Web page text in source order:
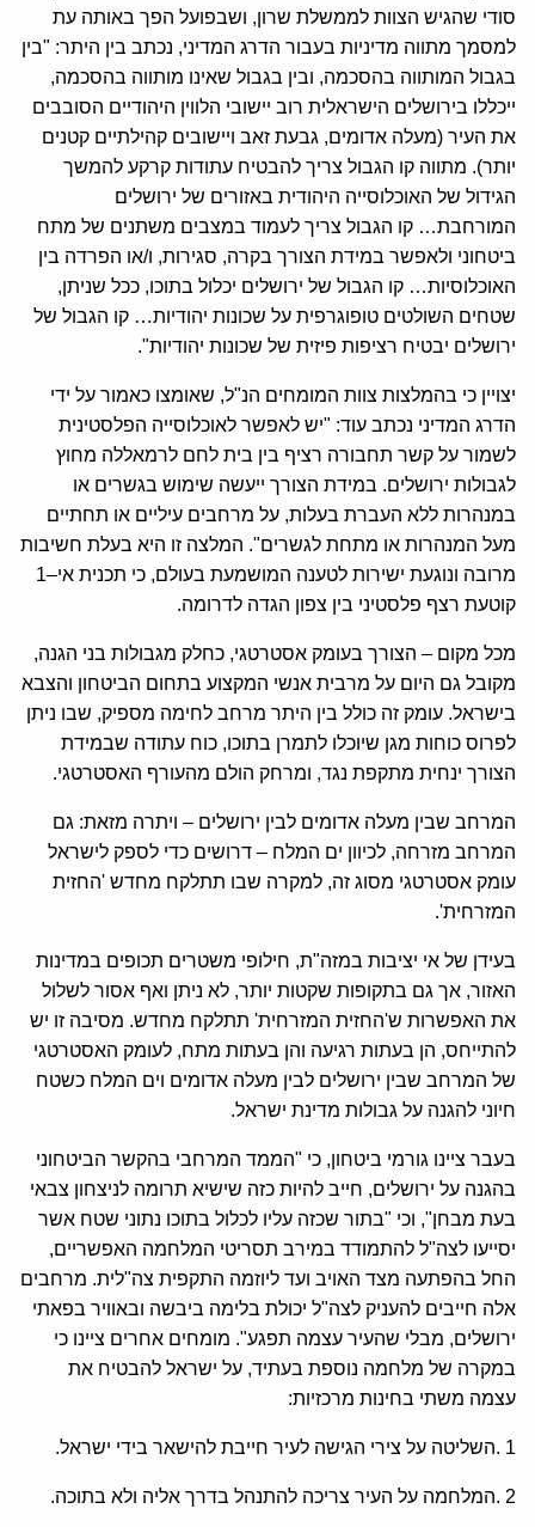
סודי שהגיש הצוות לממשלת שרון, ושבפועל הפך באותה עת
למסמך מתווה מדיניות בעבור הדרג המדיני, נכתב בין היתר: "בין
בגבול המותווה בהסכמה, ובין בגבול שאינו מותווה בהסכמה,
ייכללו בירושלים הישראלית רוב יישובי הלווין היהודיים הסובבים
את העיר (מעלה אדומים, גבעת זאב ויישובים קהילתיים קטנים
יותר). מתווה קו הגבול צריך להבטיח עתודות קרקע להמשך
הגידול של האוכלוסייה היהודית באזורים של ירושלים
המורחבת… קו הגבול צריך לעמוד במצבים משתנים של מתח
ביטחוני ולאפשר במידת הצורך בקרה, סגירות, ו/או הפרדה בין
האוכלוסיות… קו הגבול של ירושלים יכלול בתוכו, ככל שניתן,
שטחים השולטים טופוגרפית על שכונות יהודיות… קו הגבול של
ירושלים יבטיח רציפות פיזית של שכונות יהודיות".
יצויין כי בהמלצות צוות המומחים הנ"ל, שאומצו כאמור על ידי
הדרג המדיני נכתב עוד: "יש לאפשר לאוכלוסייה הפלסטינית
לשמור על קשר תחבורה רציף בין בית לחם לרמאללה מחוץ
לגבולות ירושלים. במידת הצורך ייעשה שימוש בגשרים או
במנהרות ללא העברת בעלות, על מרחבים עיליים או תחתיים
מעל המנהרות או מתחת לגשרים". המלצה זו היא בעלת חשיבות
מרובה ונוגעת ישירות לטענה המושמעת בעולם, כי תכנית אי–1
קוטעת רצף פלסטיני בין צפון הגדה לדרומה.
מכל מקום – הצורך בעומק אסטרטגי, כחלק מגבולות בני הגנה,
מקובל גם היום על מרבית אנשי המקצוע בתחום הביטחון והצבא
בישראל. עומק זה כולל בין היתר מרחב לחימה מספיק, שבו ניתן
לפרוס כוחות מגן שיוכלו לתמרן בתוכו, כוח עתודה שבמידת
הצורך ינחית מתקפת נגד, ומרחק הולם מהעורף האסטרטגי.
המרחב שבין מעלה אדומים לבין ירושלים – ויתרה מזאת: גם
המרחב מזרחה, לכיוון ים המלח – דרושים כדי לספק לישראל
עומק אסטרטגי מסוג זה, למקרה שבו תתלקח מחדש 'החזית
המזרחית'.
בעידן של אי יציבות במזה"ת, חילופי משטרים תכופים במדינות
האזור, אך גם בתקופות שקטות יותר, לא ניתן ואף אסור לשלול
את האפשרות ש'החזית המזרחית' תתלקח מחדש. מסיבה זו יש
להתייחס, הן בעתות רגיעה והן בעתות מתח, לעומק האסטרטגי
של המרחב שבין ירושלים לבין מעלה אדומים וים המלח כשטח
חיוני להגנה על גבולות מדינת ישראל.
בעבר ציינו גורמי ביטחון, כי "הממד המרחבי בהקשר הביטחוני
בהגנה על ירושלים, חייב להיות כזה שישיא תרומה לניצחון צבאי
בעת מבחן", וכי "בתור שכזה עליו לכלול בתוכו נתוני שטח אשר
יסייעו לצה"ל להתמודד במירב תסריטי המלחמה האפשריים,
החל בהפתעה מצד האויב ועד ליוזמה התקפית צה"לית. מרחבים
אלה חייבים להעניק לצה"ל יכולת בלימה ביבשה ובאוויר בפאתי
ירושלים, מבלי שהעיר עצמה תפגע". מומחים אחרים ציינו כי
במקרה של מלחמה נוספת בעתיד, על ישראל להבטיח את
עצמה משתי בחינות מרכזיות:
1 .השליטה על צירי הגישה לעיר חייבת להישאר בידי ישראל.
2 .המלחמה על העיר צריכה להתנהל בדרך אליה ולא בתוכה.